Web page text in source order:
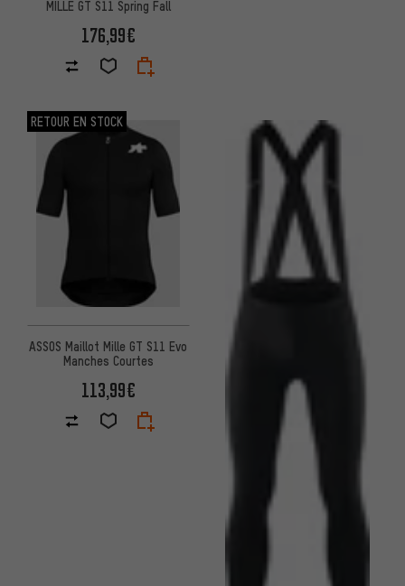
MILLE GT S11 Spring Fall
176,99€
RETOUR EN STOCK
ASSOS Maillot Mille GT S11 Evo
Manches Courtes
113,99€